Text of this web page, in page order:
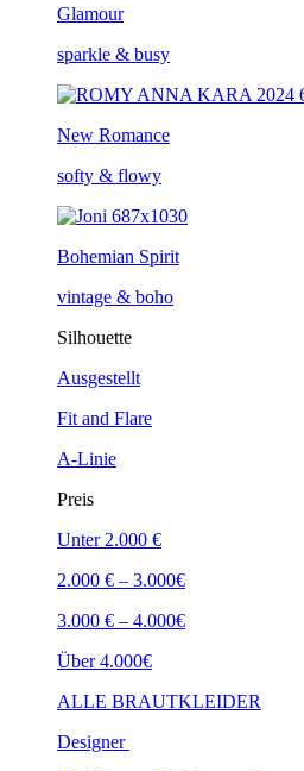
Glamour
sparkle & busy
New Romance
softy & flowy
Bohemian Spirit
vintage & boho
Silhouette
Ausgestellt
Fit and Flare
A-Linie
Preis
Unter 2.000 €
2.000 € – 3.000€
3.000 € – 4.000€
Über 4.000€
ALLE BRAUTKLEIDER
Designer